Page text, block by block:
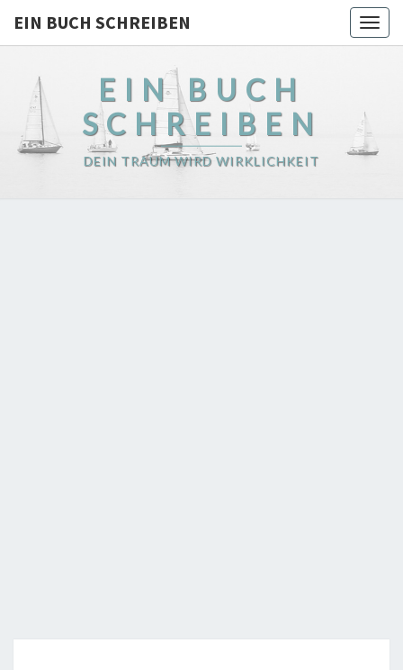
EIN BUCH SCHREIBEN
EIN BUCH
SCHREIBEN
DEIN TRAUM WIRD WIRKLICHKEIT